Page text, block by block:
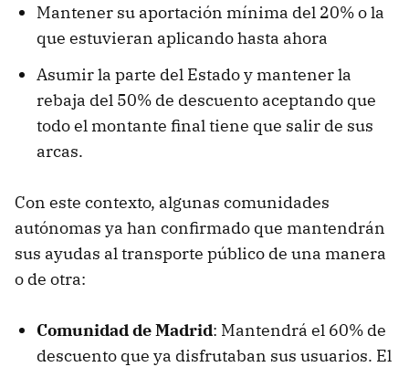
Mantener su aportación mínima del 20% o la
que estuvieran aplicando hasta ahora
Asumir la parte del Estado y mantener la
rebaja del 50% de descuento aceptando que
todo el montante final tiene que salir de sus
arcas.
Con este contexto, algunas comunidades
autónomas ya han confirmado que mantendrán
sus ayudas al transporte público de una manera
o de otra:
Comunidad de Madrid: Mantendrá el 60% de
descuento que ya disfrutaban sus usuarios. El